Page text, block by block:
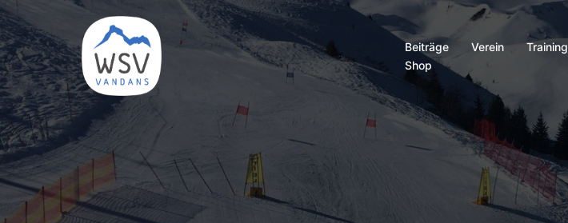
Zum
Inhalt
springen
Beiträge Verein Training
Shop